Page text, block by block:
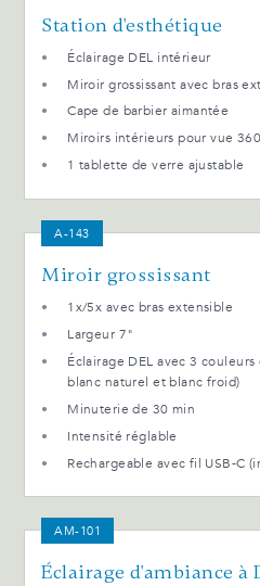
Station d'esthétique
Éclairage DEL intérieur
Miroir grossissant avec bras
Cape de barbier aimantée
Miroirs intérieurs pour vue
1 tablette de verre ajustable
A-143
Miroir grossissant
1x/5x avec bras extensible
Largeur 7"
Éclairage DEL avec 3
blanc naturel et blanc froid)
Minuterie de 30 min
Intensité réglable
Rechargeable avec fil USB-C
AM-101
Éclairage d'ambiance à